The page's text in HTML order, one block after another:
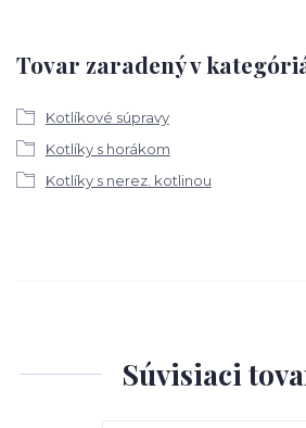
Tovar zaradený v
Kotlíkové súpravy
Kotlíky s horákom
Kotlíky s nerez. kotlinou
Súvisiaci